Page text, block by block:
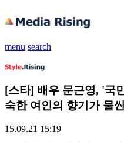
menu search
[스타] 배우 문근영, '국
숙한 여인의 향기가 물
15.09.21 15:19